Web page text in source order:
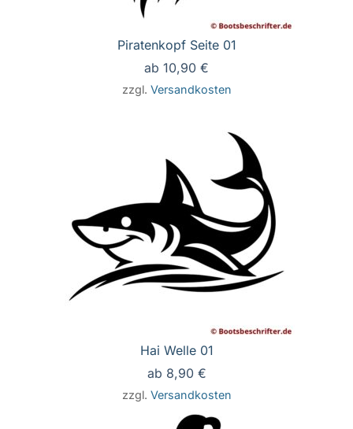
Piratenkopf Seite 01
ab 10,90 €
zzgl. Versandkosten
Hai Welle 01
ab 8,90 €
zzgl. Versandkosten